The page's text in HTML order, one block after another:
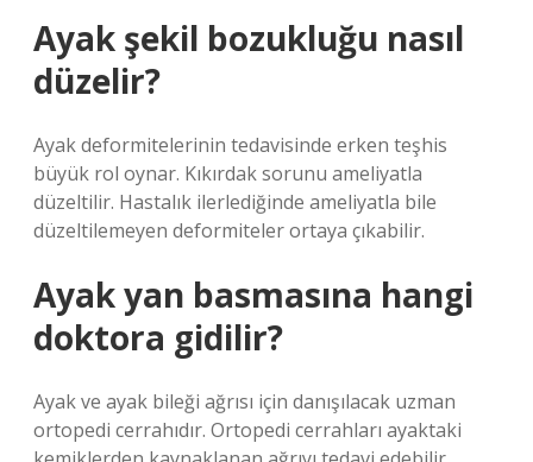
Ayak şekil bozukluğu nasıl
düzelir?
Ayak deformitelerinin tedavisinde erken teşhis
büyük rol oynar. Kıkırdak sorunu ameliyatla
düzeltilir. Hastalık ilerlediğinde ameliyatla bile
düzeltilemeyen deformiteler ortaya çıkabilir.
Ayak yan basmasına hangi
doktora gidilir?
Ayak ve ayak bileği ağrısı için danışılacak uzman
ortopedi cerrahıdır. Ortopedi cerrahları ayaktaki